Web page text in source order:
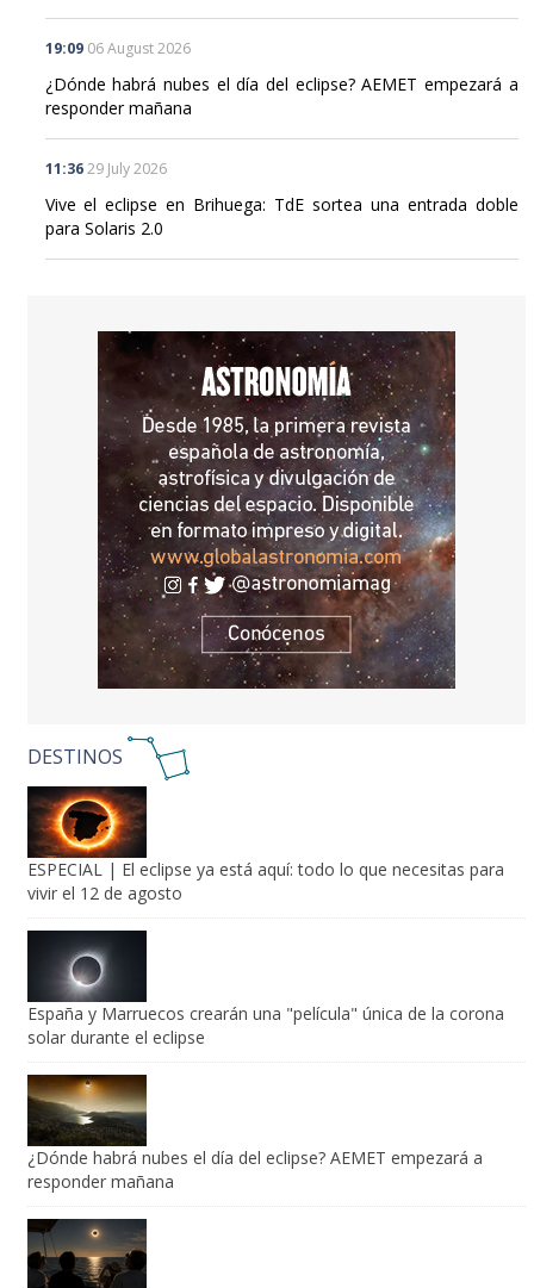
19:09 06 August 2026
¿Dónde habrá nubes el día del eclipse? AEMET empezará a
responder mañana
11:36 29 July 2026
Vive el eclipse en Brihuega: TdE sortea una entrada doble
para Solaris 2.0
DESTINOS
ESPECIAL | El eclipse ya está aquí: todo lo que necesitas para
vivir el 12 de agosto
España y Marruecos crearán una "película" única de la corona
solar durante el eclipse
¿Dónde habrá nubes el día del eclipse? AEMET empezará a
responder mañana